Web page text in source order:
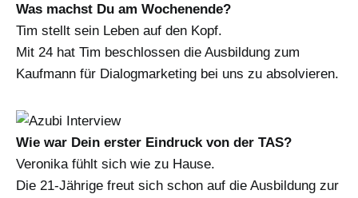
Was machst Du am Wochenende?
Tim stellt sein Leben auf den Kopf.
Mit 24 hat Tim beschlossen die Ausbildung zum
Kaufmann für Dialogmarketing bei uns zu absolvieren.
Wie war Dein erster Eindruck von der TAS?
Veronika fühlt sich wie zu Hause.
Die 21-Jährige freut sich schon auf die Ausbildung zur